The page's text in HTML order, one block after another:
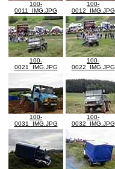
100-
0011_IMG.JPG
100-
0012_IMG.JPG
100-
0021_IMG.JPG
100-
0022_IMG.JPG
100-
0031_IMG.JPG
100-
0032_IMG.JPG